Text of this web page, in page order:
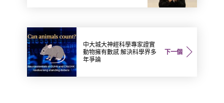
下一個
中大城大神經科學專家證實
動物擁有數感 解決科學界多
年爭論